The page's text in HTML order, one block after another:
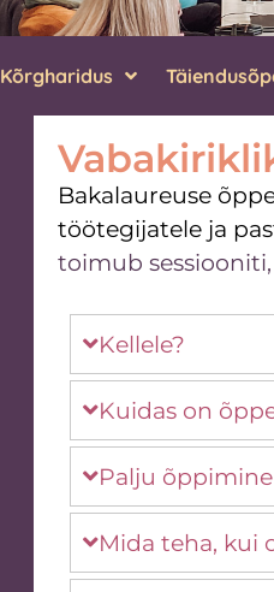
Kõrgharidus
Bakalaureuse
töötegijatele ja
toimub
Kellele?
Kuidas on
Palju
Mida teha, kui